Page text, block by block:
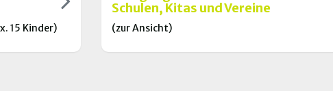
15 Kinder)
Schulen, Kitas und Vereine
(zur Ansicht)